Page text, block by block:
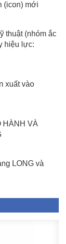
(icon) mới
thuật (nhóm ắc
hiệu lực:
xuất vào
HÀNH VÀ
LONG và